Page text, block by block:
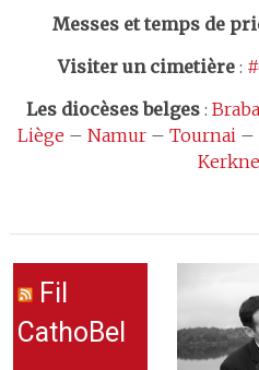
Messes et temps de
Visiter un cimetière:
Les diocèses belges:
Liège – Namur– Tournai–
Fil
CathoBel